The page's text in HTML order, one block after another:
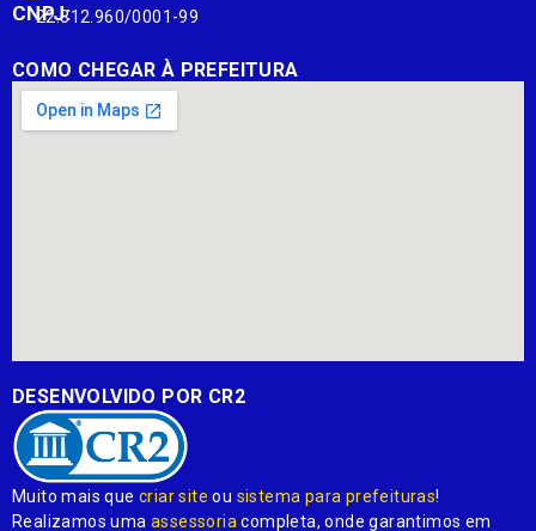
CNPJ:
22.812.960/0001-99
COMO CHEGAR À PREFEITURA
DESENVOLVIDO POR CR2
Muito mais quecriar site ou sistema para prefeituras!
Realizamos umaassessoria completa, onde garantimos em